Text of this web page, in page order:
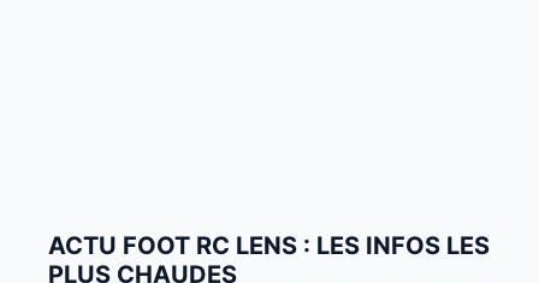
ACTU FOOT RC LENS : LES INFOS LES
PLUS CHAUDES